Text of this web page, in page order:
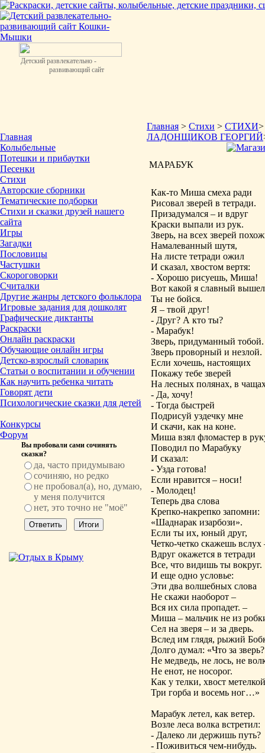
Детский развлекательно -
развивающий сайт
Главная
Колыбельные
Потешки и прибаутки
Песенки
Стихи
Авторские сборники
Тематические подборки
Стихи и сказки друзей нашего
сайта
Игры
Загадки
Пословицы
Частушки
Скороговорки
Считалки
Другие жанры детского фольклора
Игровые задания для дошколят
Графические диктанты
Раскраски
Онлайн раскраски
Обучающие онлайн игры
Детско-взрослый словарик
Статьи о воспитании и обучении
Как научить ребенка читать
Говорят дети
Психологические сказки для детей
Конкурсы
Форум
Вы пробовали сами сочинять
сказки?
да, часто придумываю
сочиняю, но редко
не пробовал(а), но, думаю,
у меня получится
нет, это точно не "моё"
Главная > Стихи > СТИХИ
ЛАДОНЩИКОВ ГЕОРГИЙ
МАРАБУК
Как-то Миша смеха ради
Рисовал зверей в тетради.
Призадумался – и вдруг
Краски выпали из рук.
Зверь, на всех зверей
Намалеванный шутя,
На листе тетради ожил
И сказал, хвостом вертя:
- Хорошо рисуешь, Миша!
Вот какой я славный
Ты не бойся.
Я – твой друг!
- Друг? А кто ты?
- Марабук!
Зверь, придуманный тобой.
Зверь проворный и незлой.
Если хочешь, настоящих
Покажу тебе зверей
На лесных полянах, в
- Да, хочу!
- Тогда быстрей
Подрисуй уздечку мне
И скачи, как на коне.
Миша взял фломастер в
Поводил по Марабуку
И сказал:
- Узда готова!
Если нравится – носи!
- Молодец!
Теперь два слова
Крепко-накрепко запомни:
«Шаднарак изарбози».
Если ты их, юный друг,
Четко-четко скажешь вслух
Вдруг окажется в тетради
Все, что видишь ты вокруг.
И еще одно условье:
Эти два волшебных слова
Не скажи наоборот –
Вся их сила пропадет. –
Миша – мальчик не из
Сел на зверя – и за дверь.
Вслед им глядя, рыжий
Долго думал: «Что за зверь?
Не медведь, не лось, не
Не енот, не носорог.
Как у телки, хвост
Три горба и восемь ног…»
Марабук летел, как ветер.
Возле леса волка встретил:
- Далеко ли держишь путь?
- Поживиться чем-нибудь.